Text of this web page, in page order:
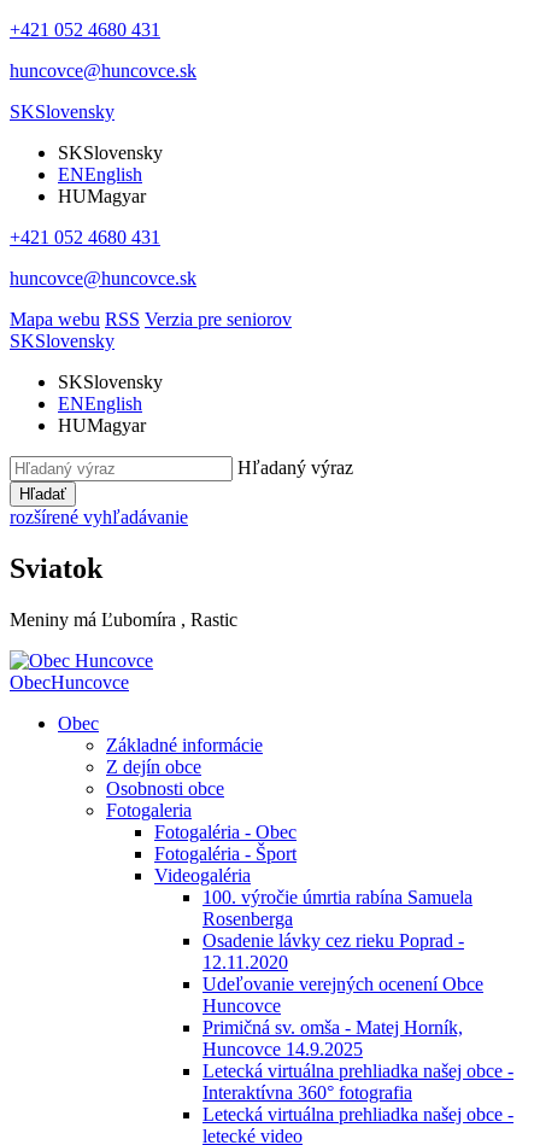
+421 052 4680 431
huncovce@huncovce.sk
SKSlovensky
SKSlovensky
ENEnglish
HUMagyar
+421 052 4680 431
huncovce@huncovce.sk
Mapa webu RSS Verzia pre seniorov
SKSlovensky
SKSlovensky
ENEnglish
HUMagyar
Hľadaný výraz
Hľadať
rozšírené vyhľadávanie
Sviatok
Meniny má Ľubomíra , Rastic
ObecHuncovce
Obec
Základné informácie
Z dejín obce
Osobnosti obce
Fotogaleria
Fotogaléria - Obec
Fotogaléria - Šport
Videogaléria
100. výročie úmrtia rabína Samuela
Rosenberga
Osadenie lávky cez rieku Poprad -
12.11.2020
Udeľovanie verejných ocenení Obce
Huncovce
Primičná sv. omša - Matej Horník,
Huncovce 14.9.2025
Letecká virtuálna prehliadka našej obce -
Interaktívna 360° fotografia
Letecká virtuálna prehliadka našej obce -
letecké video